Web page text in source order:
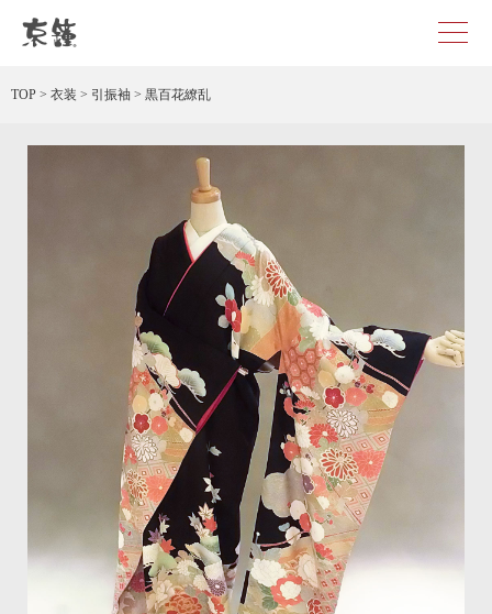
TOP > 衣装 > 引振袖 > 黒百花繚乱